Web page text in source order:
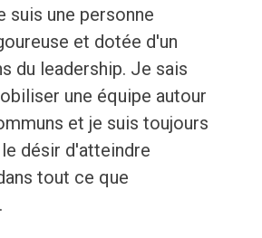
suis une personne
et dotée d'un
du leadership. Je sais
une équipe autour
et je suis toujours
désir d'atteindre
tout ce que